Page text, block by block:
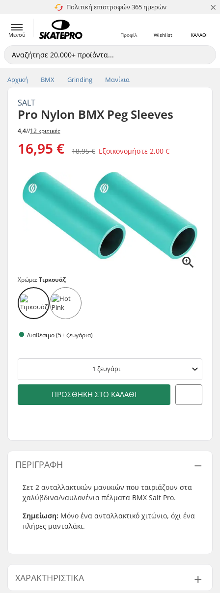
Πολιτική επιστροφών 365 ημερών
4.8 στα 5 ×
Μενού ΚΑΛΑΘΙ
Wishlist
Προφίλ
Αρχική BMX Grinding Μανίκια
SALT
Pro Nylon BMX Peg Sleeves
4,4//12 κριτικές
16,95 € 18,95 € Εξοικονομήστε 2,00 €
Χρώμα:Τιρκουάζ
Διαθέσιμο (5+ ζευγάρια)
1 ζευγάρι
ΠΡΟΣΘΉΚΗ ΣΤΟ ΚΑΛΆΘΙ
ΠΕΡΙΓΡΑΦΉ
Σετ 2 ανταλλακτικών μανικιών που ταιριάζουν στα
χαλύβδινα/ναυλονένια πέλματα BMX Salt Pro.
Σημείωση: Μόνο ένα ανταλλακτικό χιτώνιο, όχι ένα
πλήρες μανταλάκι.
ΧΑΡΑΚΤΗΡΙΣΤΙΚΆ